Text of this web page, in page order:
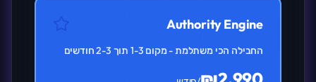
Authority Engine
החבילה הכי משתלמת - מקום 1-3 תוך 2-3 חודשים